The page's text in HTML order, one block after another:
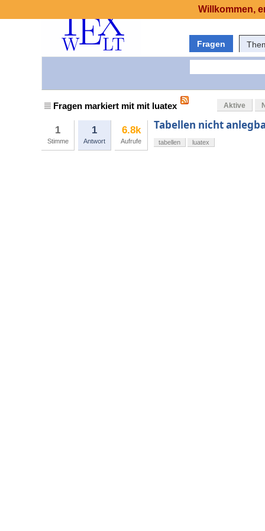
Fragen
Fragen markiert mit mit luatex Aktive
1
Stimme
1
Antwort
6.8k
Aufrufe
Tabellen nicht
tabellen luatex
Willkommen,